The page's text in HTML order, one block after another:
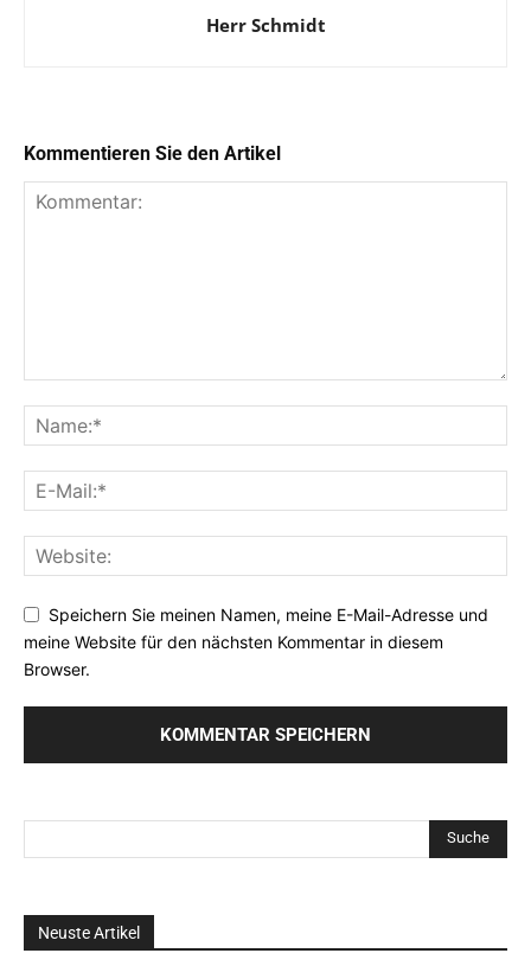
Herr Schmidt
Kommentieren Sie den Artikel
Speichern Sie meinen Namen, meine E-Mail-Adresse und
meine Website für den nächsten Kommentar in diesem
Browser.
Neuste Artikel